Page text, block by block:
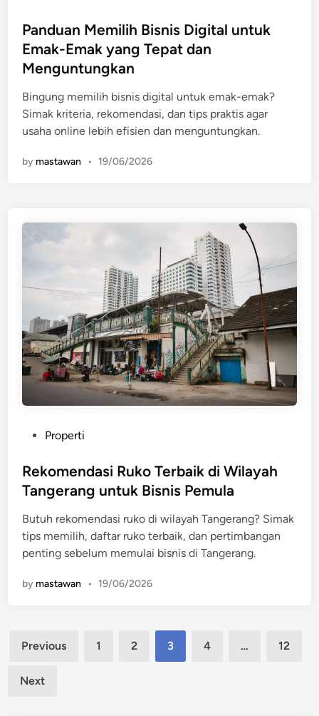
s
t
e
i
n
Panduan Memilih Bisnis Digital untuk
Emak-Emak yang Tepat dan
Menguntungkan
Bingung memilih bisnis digital untuk emak-emak?
Simak kriteria, rekomendasi, dan tips praktis agar
usaha online lebih efisien dan menguntungkan.
by mastawan • 19/06/2026
s
t
d
i
n
Properti
Rekomendasi Ruko Terbaik di Wilayah
Tangerang untuk Bisnis Pemula
Butuh rekomendasi ruko di wilayah Tangerang? Simak
tips memilih, daftar ruko terbaik, dan pertimbangan
penting sebelum memulai bisnis di Tangerang.
by mastawan • 19/06/2026
Posts
Previous 1 2 3 4 … 12
Next